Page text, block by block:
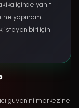
içinde yanıt
ne yapmam
isteyen biri için
güvenini merkezine